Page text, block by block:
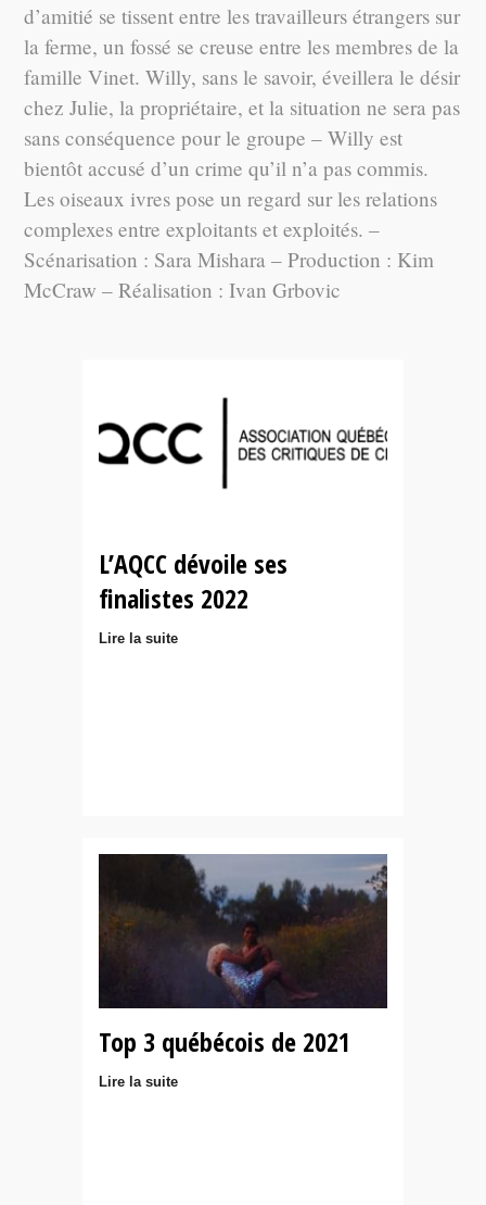
d’amitié se tissent entre les travailleurs étrangers sur
la ferme, un fossé se creuse entre les membres de la
famille Vinet. Willy, sans le savoir, éveillera le désir
chez Julie, la propriétaire, et la situation ne sera pas
sans conséquence pour le groupe – Willy est
bientôt accusé d’un crime qu’il n’a pas commis.
Les oiseaux ivres pose un regard sur les relations
complexes entre exploitants et exploités. –
Scénarisation : Sara Mishara – Production : Kim
McCraw – Réalisation : Ivan Grbovic
L’AQCC dévoile ses
finalistes 2022
Lire la suite
Top 3 québécois de 2021
Lire la suite